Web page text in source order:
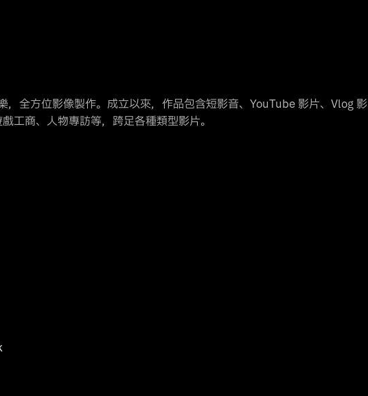
全方位影像製作。成立以來，作品包含短影音、YouTube 影片、Vlog 影
工商、人物專訪等，跨足各種類型影片。